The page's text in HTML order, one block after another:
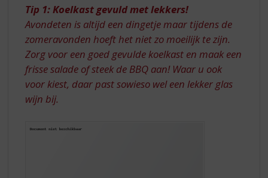
Tip 1: Koelkast gevuld met lekkers!
Avondeten is altijd een dingetje maar tijdens de
zomeravonden hoeft het niet zo moeilijk te zijn.
Zorg voor een goed gevulde koelkast en maak een
frisse salade of steek de BBQ aan! Waar u ook
voor kiest, daar past sowieso wel een lekker glas
wijn bij.